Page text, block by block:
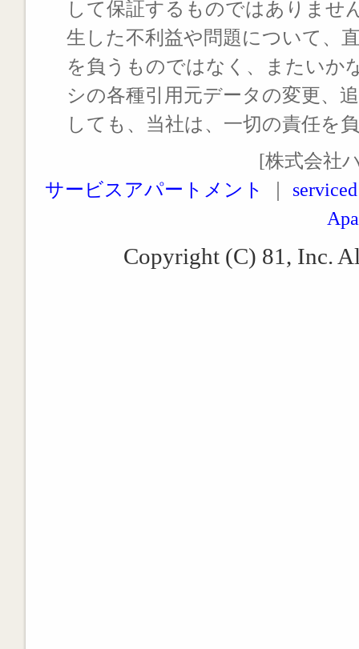
して保証するものではありませ
生した不利益や問題について、
を負うものではなく、またいか
シの各種引用元データの変更、
しても、当社は、一切の責任を
[株式会社
サービスアパートメント
Copyright (C) 81, Inc.